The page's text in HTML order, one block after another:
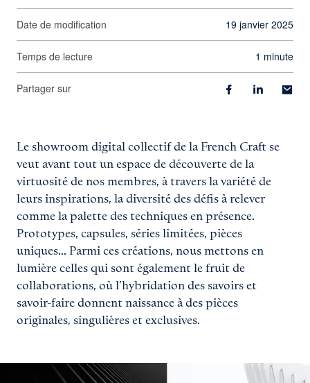
Date de modification 19 janvier 2025
Temps de lecture 1 minute
Partager sur
Le showroom digital collectif de la French Craft se
veut avant tout un espace de découverte de la
virtuosité de nos membres, à travers la variété de
leurs inspirations, la diversité des défis à relever
comme la palette des techniques en présence.
Prototypes, capsules, séries limitées, pièces
uniques... Parmi ces créations, nous mettons en
lumière celles qui sont également le fruit de
collaborations, où l’hybridation des savoirs et
savoir-faire donnent naissance à des pièces
originales, singulières et exclusives.
Agrandir